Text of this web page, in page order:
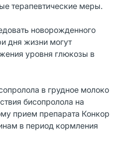
терапевтические меры.
новорожденного
дня жизни могут
уровня глюкозы в
в грудное молоко
бисопролола на
прием препарата Конкор
в период кормления